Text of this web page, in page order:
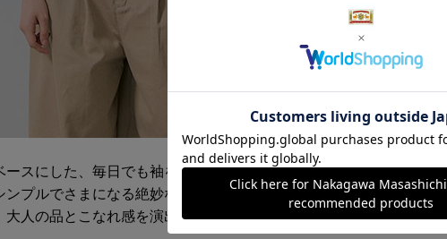
ースにした、毎日でも袖を通したくなる半袖Tシャツができました。
ンプルでさまになる絶妙なVネックとシルエット。涼やかに着られる
大人の品とこなれ感を演出してくれます。